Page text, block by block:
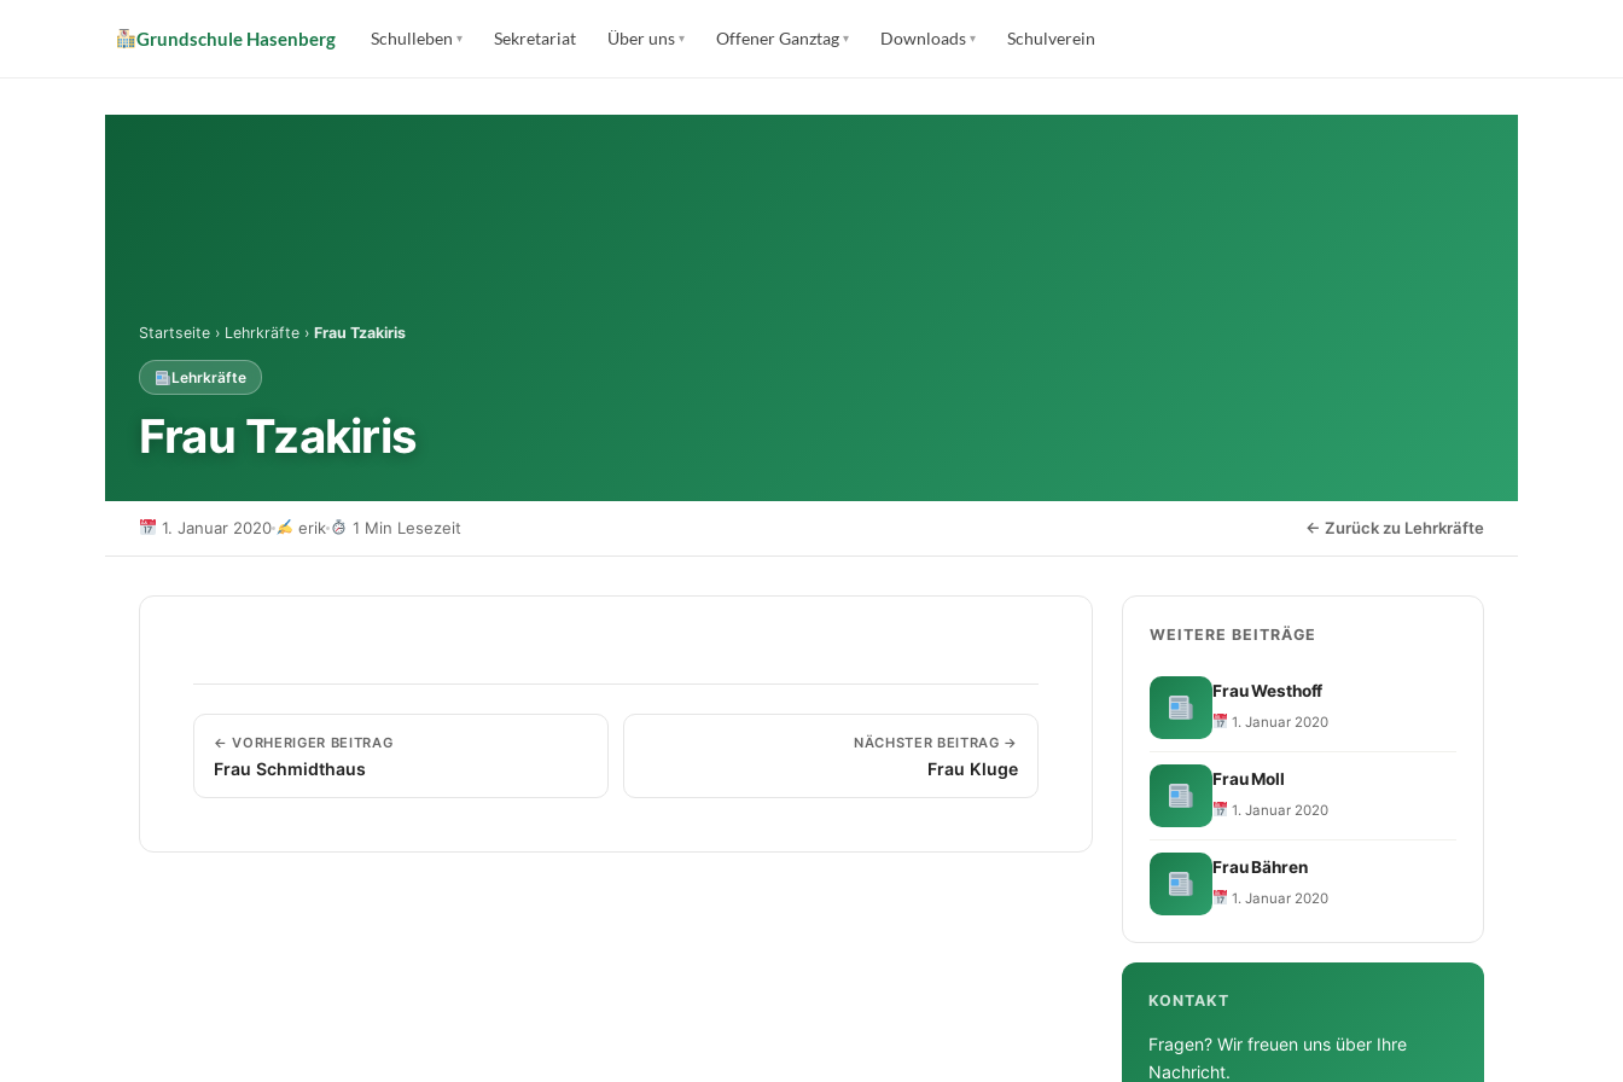
Grundschule Hasenberg
Offener Ganztag
Schulverein
Grundschule Hasenberg Schulleben Sekretariat Über uns Offener Ganztag Downloads Schulverein
Startseite › Lehrkräfte › Frau Tzakiris
Lehrkräfte
Frau Tzakiris
1. Januar 2020 erik 1 Min Lesezeit ← Zurück zu Lehrkräfte
← VORHERIGER BEITRAG
Frau Schmidthaus
NÄCHSTER BEITRAG →
Frau Kluge
WEITERE BEITRÄGE
Frau Westhoff
1. Januar 2020
Frau Moll
1. Januar 2020
Frau Bähren
1. Januar 2020
KONTAKT
Fragen? Wir freuen uns über Ihre
Nachricht.